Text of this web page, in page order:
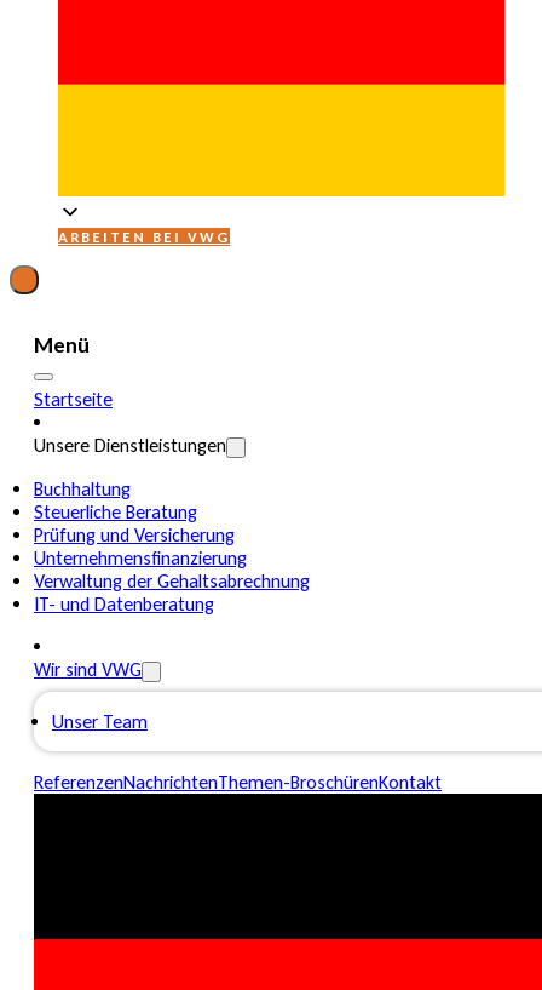
ARBEITEN BEI VWG
Menü
Startseite
Unsere Dienstleistungen
Buchhaltung
Steuerliche Beratung
Prüfung und Versicherung
Unternehmensfinanzierung
Verwaltung der Gehaltsabrechnung
IT- und Datenberatung
Wir sind VWG
Unser Team
ReferenzenNachrichtenThemen-BroschürenKontakt